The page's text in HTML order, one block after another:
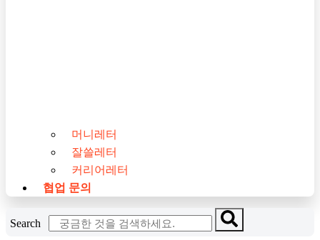
머니레터
잘쓸레터
커리어레터
협업 문의
Search